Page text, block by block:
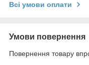
Всі умови оплати
Умови повернення
Повернення товару